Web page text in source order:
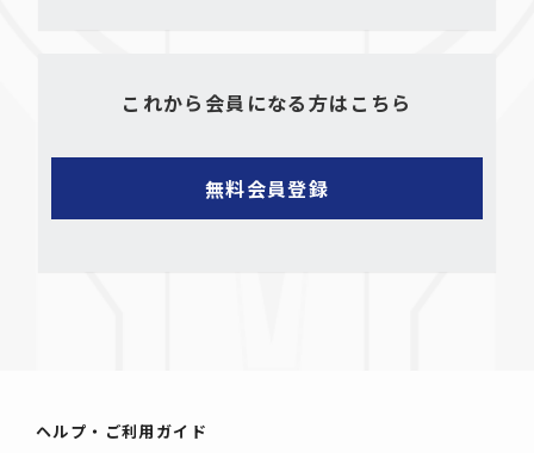
これから会員になる方はこちら
ヘルプ・ご利用ガイド